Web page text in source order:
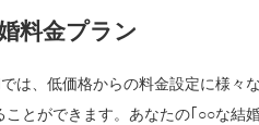
料金プラン
は、低価格からの料金設定に様々
とができます。あなたの｢○○な結